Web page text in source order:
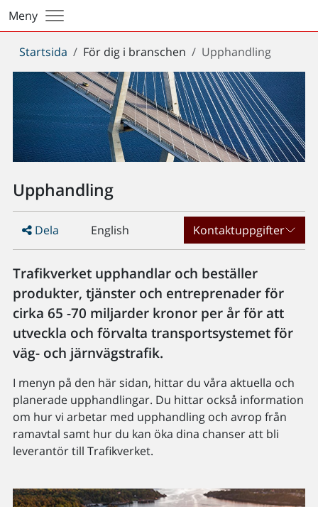
Meny
Du
är
Startsida För dig i branschen Upphandling
Upphandling
Dela English Kontaktuppgifter
Trafikverket upphandlar och beställer
produkter, tjänster och entreprenader för
cirka 65 -70 miljarder kronor per år för att
utveckla och förvalta transportsystemet för
väg- och järnvägstrafik.
I menyn på den här sidan, hittar du våra aktuella och
planerade upphandlingar. Du hittar också information
om hur vi arbetar med upphandling och avrop från
ramavtal samt hur du kan öka dina chanser att bli
leverantör till Trafikverket.